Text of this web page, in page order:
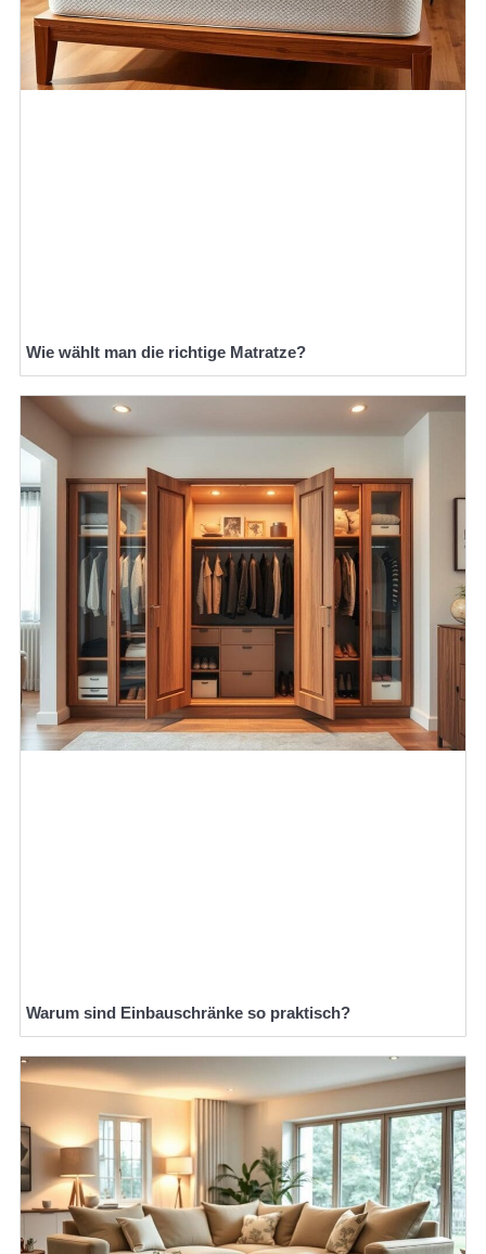
Wie wählt man die richtige Matratze?
Warum sind Einbauschränke so praktisch?